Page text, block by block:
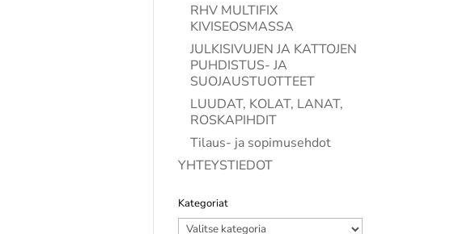
RHV MULTIFIX
KIVISEOSMASSA
JULKISIVUJEN JA KATTOJEN
PUHDISTUS- JA
SUOJAUSTUOTTEET
LUUDAT, KOLAT, LANAT,
ROSKAPIHDIT
Tilaus- ja sopimusehdot
YHTEYSTIEDOT
Kategoriat
Kategoriat